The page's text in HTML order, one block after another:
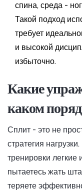
спина, среда -
Такой подход
требует
и высокой
избыточно.
Какие
каком
Сплит - это не
стратегия
тренировки
пытаетесь жать
теряете